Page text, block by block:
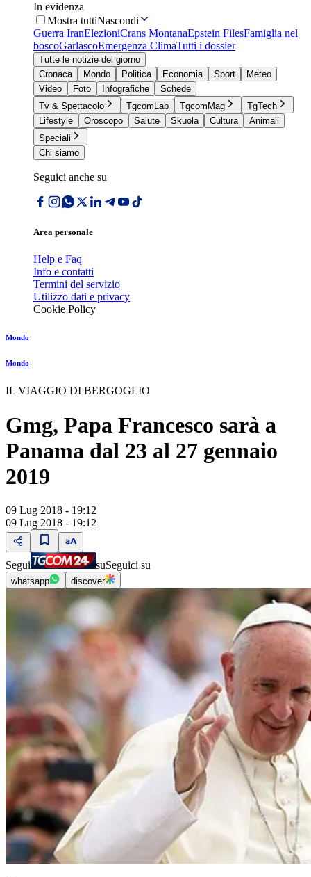
In evidenza
Mostra tuttiNascondi
Guerra IranElezioniCrans MontanaEpstein FilesFamiglia nel
boscoGarlascoEmergenza ClimaTutti i dossier
Tutte le notizie del giorno
Cronaca
Mondo Politica Economia Sport
Meteo
Video
Foto Infografiche
Schede
Tv & Spettacolo
TgcomLab TgcomMag
TgTech
Lifestyle
Oroscopo Salute Skuola Cultura
Animali
Speciali
Chi siamo
Seguici anche su
Area personale
Help e Faq
Info e contatti
Termini del servizio
Utilizzo dati e privacy
Cookie Policy
Mondo
Mondo
IL VIAGGIO DI BERGOGLIO
Gmg, Papa Francesco sarà a
Panama dal 23 al 27 gennaio
2019
09 Lug 2018 - 19:12
09 Lug 2018 - 19:12
Segui suSeguici su
whatsapp discover